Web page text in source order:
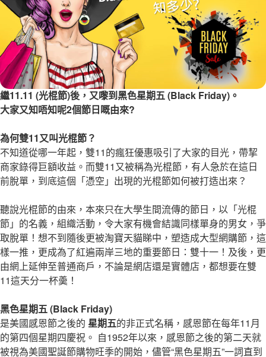
繼11.11 (光棍節)後，又嚟到黑色星期五 (Black Friday)。
大家又知唔知呢2個節日嘅由來?
為何雙11又叫光棍節？
不知道從哪一年起，雙11的瘋狂優惠吸引了大家的目光，帶挈
商家錄得巨額收益。而雙11又被稱為光棍節，有人急於在這日
前脫單，到底這個「憑空」出現的光棍節如何被打造出來？
聽說光棍節的由來，本來只在大學生間流傳的節日，以「光棍
節」的名義，組織活動，令大家有機會結識同樣單身的男女，爭
取脫單！想不到隨後更被淘寶天貓睇中，塑造成大型網購節，這
樣一推，更成為了紅遍兩岸三地的重要節日：雙十一！及後，更
由網上延伸至普通商戶，不論是網店還是實體店，都想要在雙
11這天分一杯羮！
黑色星期五 (Black Friday)
是美國感恩節之後的 星期五的非正式名稱，感恩節在每年11月
的第四個星期四慶祝。 自1952年以來，感恩節之後的第二天就
被視為美國聖誕節購物旺季的開始，儘管“黑色星期五”一詞直到